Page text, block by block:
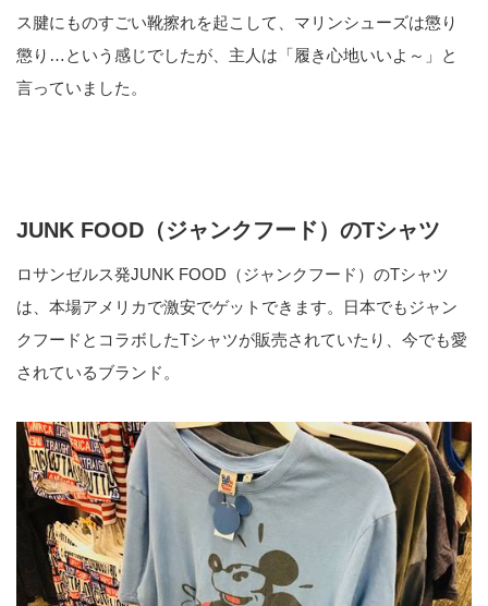
ス腱にものすごい靴擦れを起こして、マリンシューズは懲り
懲り…という感じでしたが、主人は「履き心地いいよ～」と
言っていました。
JUNK FOOD（ジャンクフード）のTシャツ
ロサンゼルス発JUNK FOOD（ジャンクフード）のTシャツ
は、本場アメリカで激安でゲットできます。日本でもジャン
クフードとコラボしたTシャツが販売されていたり、今でも愛
されているブランド。